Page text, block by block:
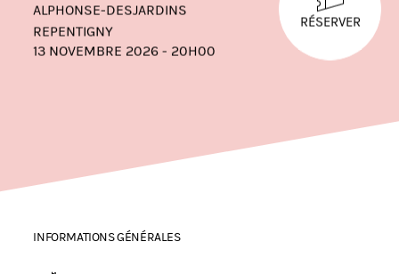
ALPHONSE-DESJARDINS
13 NOVEMBRE 2026 - 20H00
REPENTIGNY
RÉSERVER
INFORMATIONS GÉNÉRALES